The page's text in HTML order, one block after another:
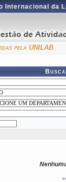
Internacional da
pela UNILAB